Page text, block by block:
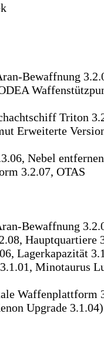
Bewaffnung
Triton
Erweiterte
Nebel entfernen
3.2.07, OTAS
Bewaffnung
Hauptquartiere
Lagerkapazität
Minotaurus
Waffenplattform
Upgrade 3.1.04)